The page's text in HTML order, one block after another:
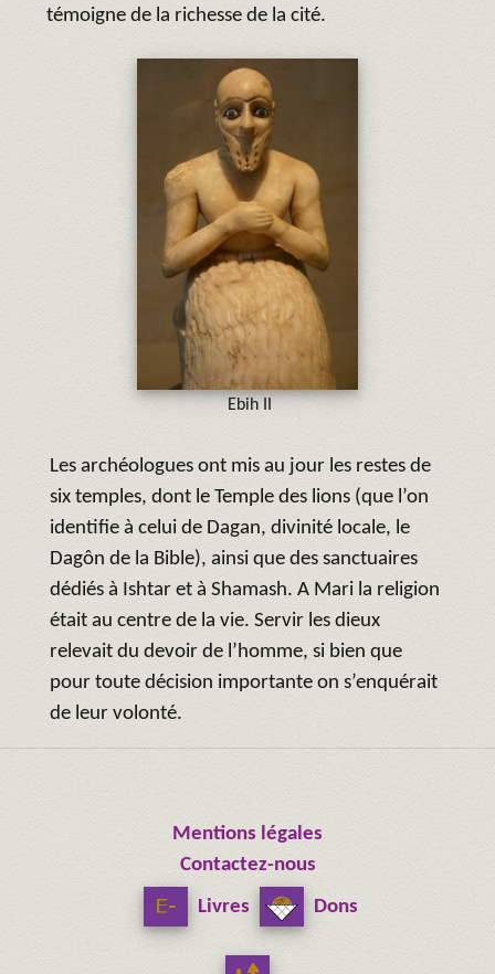
témoigne de la richesse de la cité.
Ebih II
Les archéologues ont mis au jour les restes de
six temples, dont le Temple des lions (que l’on
identifie à celui de Dagan, divinité locale, le
Dagôn de la Bible), ainsi que des sanctuaires
dédiés à Ishtar et à Shamash. A Mari la religion
était au centre de la vie. Servir les dieux
relevait du devoir de l’homme, si bien que
pour toute décision importante on s’enquérait
de leur volonté.
Mentions légales
Contactez-nous
Livres
Dons